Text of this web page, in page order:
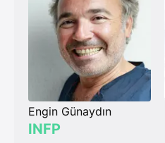
Engin Günaydın
INFP